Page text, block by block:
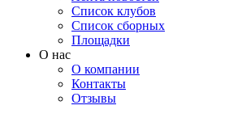
Список клубов
Список сборных
Площадки
О нас
О компании
Контакты
Отзывы